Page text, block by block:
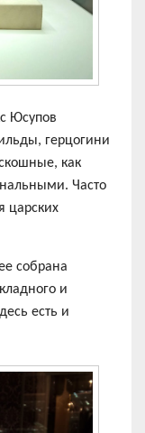
Юсупов
герцогини
как
Часто
царских
собрана
и
есть и